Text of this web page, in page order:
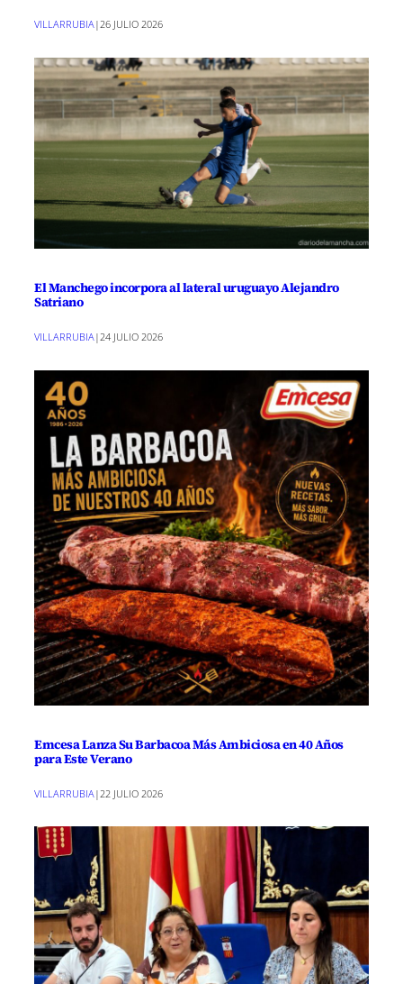
VILLARRUBIA | 26 JULIO 2026
El Manchego incorpora al lateral uruguayo Alejandro
Satriano
VILLARRUBIA|24 JULIO 2026
Emcesa Lanza Su Barbacoa Más Ambiciosa en 40 Años
para Este Verano
VILLARRUBIA | 22 JULIO 2026